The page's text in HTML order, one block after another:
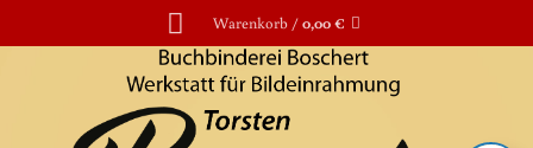
Inhalt
Warenkorb /0,00€